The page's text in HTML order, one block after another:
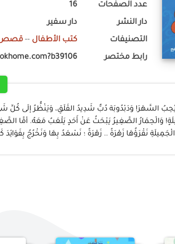
عدد الصفحات 16
دار النشر دار سفير
التصنيفات كتب الأطفال -- قصص
رابط مختصر
وَدَبْدُوبَة دُبٌّ شَدِيدُ القَلَقِ، وَيَنْظُُرُ إلَى كُلِّ شَىءٍ
وَالْحِمَارُ الصَّغِيرُ يَبْحَثُ عَنْ أَحَدٍ يَلْعَبُ مَعَهُ. أمَّا
نَقْرَؤُهَا زَهْرَةً .. زَهْرَةً ؛ نَسْعَدُ بِهَا وَنَخْرُجُ بِفَوَائِدَ